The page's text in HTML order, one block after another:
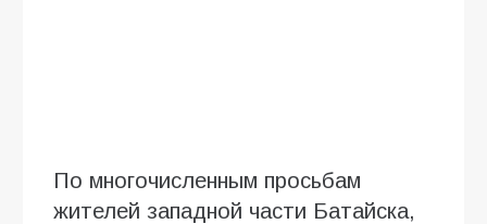
По многочисленным просьбам
жителей западной части Батайска,